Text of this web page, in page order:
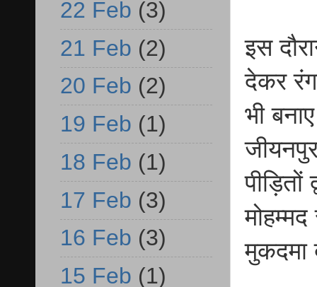
इस
देकर
भी
पीड़ितों
मुकदमा
22 Feb (3)
21 Feb (2)
20 Feb (2)
19 Feb (1)
18 Feb (1)
17 Feb (3)
16 Feb (3)
15 Feb (1)